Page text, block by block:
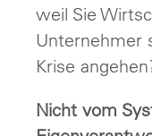
weil Sie
Unternehmer
Krise
Nicht vom